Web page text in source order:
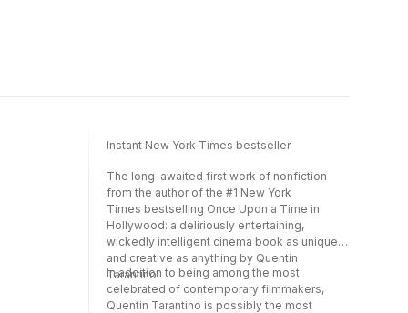
Instant New York Times bestseller
The long-awaited first work of nonfiction
from the author of the #1 New York
Times bestselling Once Upon a Time in
Hollywood: a deliriously entertaining,
wickedly intelligent cinema book as unique
and creative as anything by Quentin
Tarantino.
In addition to being among the most
celebrated of contemporary filmmakers,
Quentin Tarantino is possibly the most